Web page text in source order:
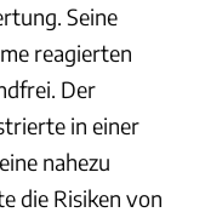
Seine
reagierten
Der
in einer
nahezu
die Risiken von